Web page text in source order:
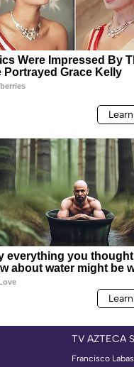
TV AZTECA
Francisco